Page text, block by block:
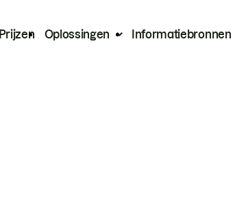
Prijzen Oplossingen Informatiebronnen